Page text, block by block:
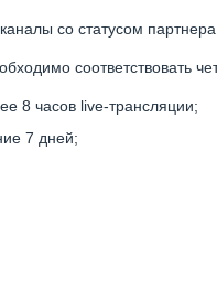
со статусом
соответствовать
8 часов live-трансляции;
7 дней;